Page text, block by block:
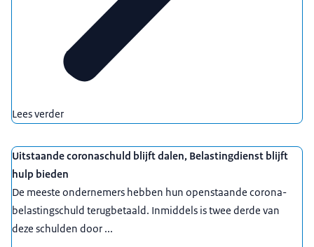
Lees verder
Uitstaande coronaschuld blijft dalen, Belastingdienst blijft
hulp bieden
De meeste ondernemers hebben hun openstaande corona-
belastingschuld terugbetaald. Inmiddels is twee derde van
deze schulden door ...